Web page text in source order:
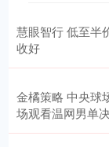
慧眼智行 低至半
收好
金橘策略 中央球
场观看温网男单